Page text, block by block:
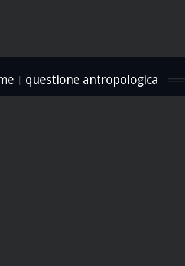
| questione antropologica